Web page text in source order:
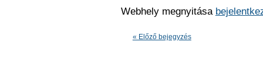
Webhely megnyitása
« Előző bejegyzés